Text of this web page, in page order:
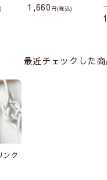
1,660 (税込)
最近チェックした
ンク